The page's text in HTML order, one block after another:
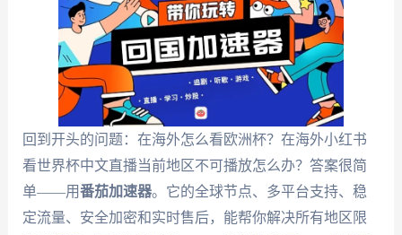
回到开头的问题：在海外怎么看欧洲杯？在海外小红书
看世界杯中文直播当前地区不可播放怎么办？答案很简
单——用番茄加速器。它的全球节点、多平台支持、稳
定流量、安全加密和实时售后，能帮你解决所有地区限